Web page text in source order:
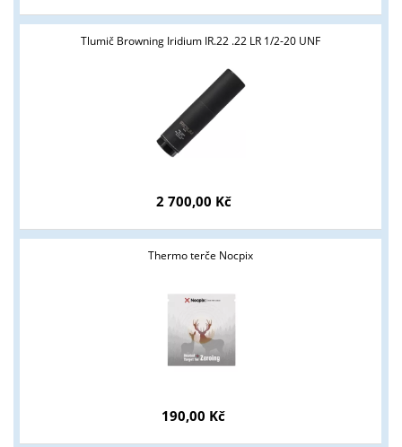
Tlumič Browning Iridium IR.22 .22 LR 1/2-20 UNF
2 700,00 Kč
Thermo terče Nocpix
190,00 Kč
Tyto stránky jsou určeny pouze odborné veřejnosti od 18 let a
podnikatelům v oblasti zbraně a střelivo. Splňujete tyto
podmínky?